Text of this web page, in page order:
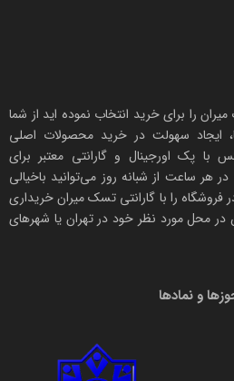
را برای خرید انتخاب نموده اید از شما
ایجاد سهولت در خرید محصولات اصلی
با پک اورجینال وگارانتی معتبر برای
هر ساعت از شبانه روز می‌توانید باخیالی
را با گارانتی تسک میرانخریداری
محل مورد نظر خود در تهران یا شهرهای
و نمادها